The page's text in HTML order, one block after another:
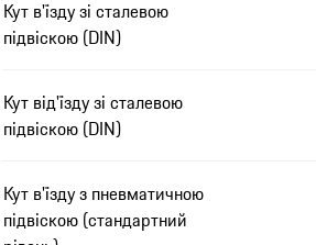
Кут в'їзду зі сталевою
підвіскою (DIN)
Кут від'їзду зі сталевою
підвіскою (DIN)
Кут в'їзду з пневматичною
підвіскою (стандартний